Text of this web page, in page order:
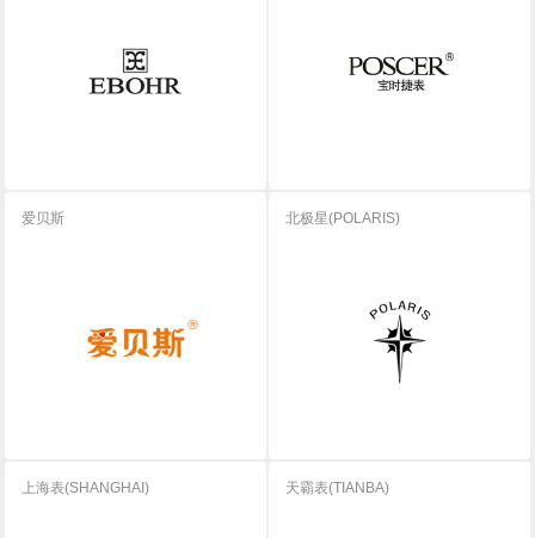
爱贝斯 北极星(POLARIS)
上海表(SHANGHAI) 天霸表(TIANBA)